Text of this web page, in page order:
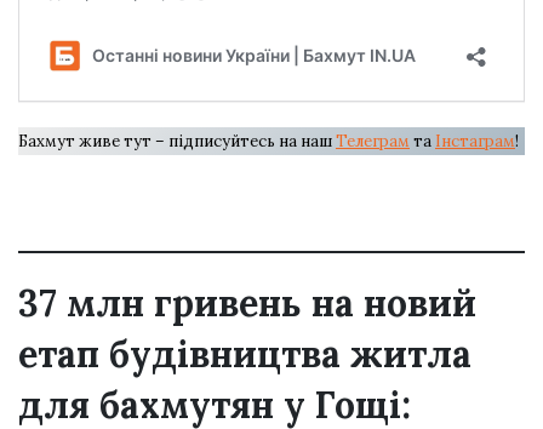
Бахмут живе тут – підписуйтесь на нашТелеграм та Інстаграм!
37 млн гривень на новий
етап будівництва житла
для бахмутян у Гощі: